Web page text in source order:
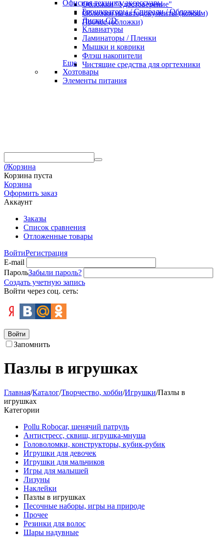
Обложки "Удостоверение"
Обложки на автодокументы (кожзам)
Прочее (обложки)
Офисная техника, аксессуары
Брошураторы / Спирали / Обложки
Диски CD
Клавиатуры
Ламинаторы / Пленки
Мышки и коврики
Флэш накопители
Чистящие средства для оргтехники
Еще
Хозтовары
Элементы питания
0Корзина
Корзина пуста
Корзина
Оформить заказ
Аккаунт
Заказы
Список сравнения
Отложенные товары
ВойтиРегистрация
E-mail
ПарольЗабыли пароль?
Создать учетную запись
Войти через соц. сеть:
Войти
Запомнить
Пазлы в игрушках
Главная/Каталог/Творчество, хобби/Игрушки/Пазлы в
игрушках
Категории
Pollu Robocar, щенячий патруль
Антистресс, сквиш, игрушка-мнуша
Головоломки, конструкторы, кубик-рубик
Игрушки для девочек
Игрушки для мальчиков
Игры для малышей
Лизуны
Наклейки
Пазлы в игрушках
Песочные наборы, игры на природе
Прочее
Резинки для волос
Шары надувные